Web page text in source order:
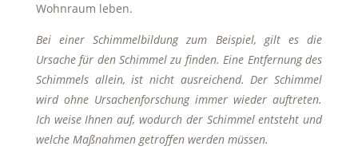
Wohnraum leben.
Bei einer Schimmelbildung zum Beispiel, gilt es die
Ursache für den Schimmel zu finden. Eine Entfernung des
Schimmels allein, ist nicht ausreichend. Der Schimmel
wird ohne Ursachenforschung immer wieder auftreten.
Ich weise Ihnen auf, wodurch der Schimmel entsteht und
welche Maßnahmen getroffen werden müssen.